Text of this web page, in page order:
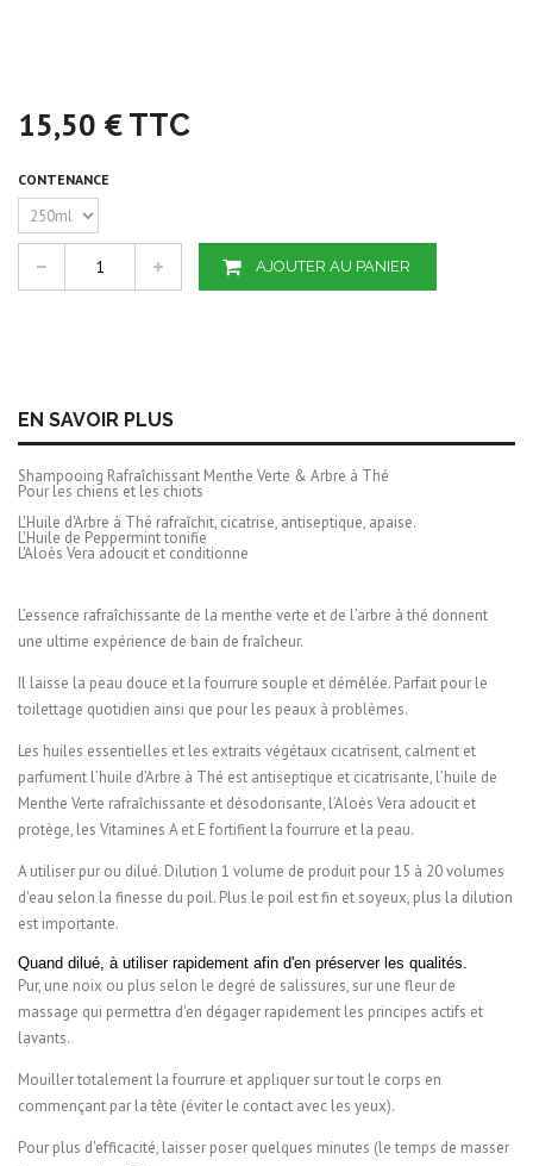
15,50 € TTC
CONTENANCE
AJOUTER AU PANIER
EN SAVOIR PLUS
Shampooing Rafraîchissant Menthe Verte & Arbre à Thé
Pour les chiens et les chiots
L'Huile d'Arbre à Thé rafraîchit, cicatrise, antiseptique, apaise.
L'Huile de Peppermint tonifie
L'Aloès Vera adoucit et conditionne
L’essence rafraîchissante de la menthe verte et de l’arbre à thé donnent
une ultime expérience de bain de fraîcheur.
Il laisse la peau douce et la fourrure souple et démêlée. Parfait pour le
toilettage quotidien ainsi que pour les peaux à problèmes.
Les huiles essentielles et les extraits végétaux cicatrisent, calment et
parfument l’huile d’Arbre à Thé est antiseptique et cicatrisante, l’huile de
Menthe Verte rafraîchissante et désodorisante, l’Aloès Vera adoucit et
protège, les Vitamines A et E fortifient la fourrure et la peau.
A utiliser pur ou dilué. Dilution 1 volume de produit pour 15 à 20 volumes
d'eau selon la finesse du poil. Plus le poil est fin et soyeux, plus la dilution
est importante.
Quand dilué, à utiliser rapidement afin d'en préserver les qualités.
Pur, une noix ou plus selon le degré de salissures, sur une fleur de
massage qui permettra d'en dégager rapidement les principes actifs et
lavants.
Mouiller totalement la fourrure et appliquer sur tout le corps en
commençant par la tête (éviter le contact avec les yeux).
Pour plus d'efficacité, laisser poser quelques minutes (le temps de masser